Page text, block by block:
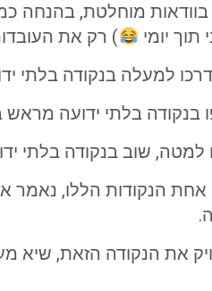
בוודאות מוחלטת, בהנחה
יומי
) רק את
הנקודות הללו, נאמר
את הנקודה הזאת, שיא